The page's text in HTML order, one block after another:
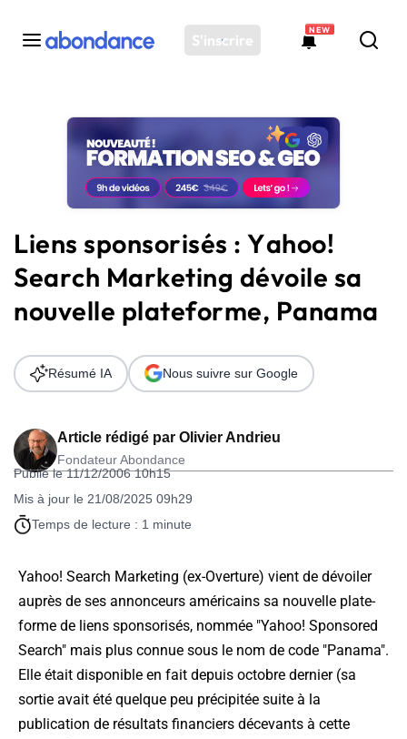
S'inscrire
NEW
Toutes les actus
Actus SEO
Plateforme
Solutions
Ressources
Audit SEO
Liens sponsorisés : Yahoo!
Search Marketing dévoile sa
nouvelle plateforme, Panama
Article rédigé par Olivier Andrieu
Fondateur Abondance
Publié le 11/12/2006 10h15
Mis à jour le 21/08/2025 09h29
Temps de lecture : 1 minute
Résumé IA Nous suivre sur Google
Yahoo! Search Marketing (ex-Overture) vient de dévoiler
auprès de ses annonceurs américains sa nouvelle plate-
forme de liens sponsorisés, nommée "Yahoo! Sponsored
Search" mais plus connue sous le nom de code "Panama".
Elle était disponible en fait depuis octobre dernier (sa
sortie avait été quelque peu précipitée suite à la
publication de résultats financiers décevants à cette